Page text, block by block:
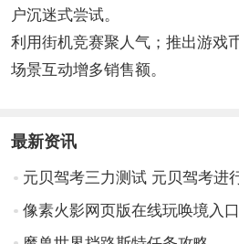
户沉迷式尝试。
利用街机竞赛聚人气；推出游戏
场景互动增多销售额。
最新资讯
元贝驾考三力测试 元贝驾考进
像素火影网页版在线玩唤境入口